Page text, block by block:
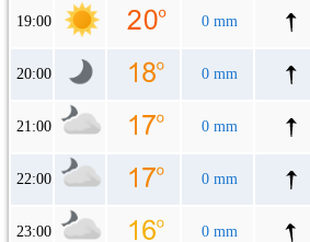
19:00 0 mm
20:00 0 mm
21:00 0 mm
22:00 0 mm
23:00 0 mm